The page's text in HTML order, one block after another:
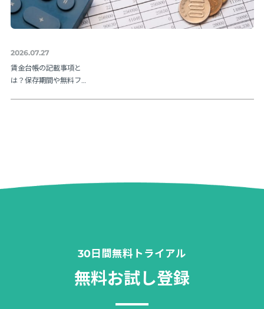
2026.07.27
賃金台帳の記載事項と
は？保存期間や無料フ
30日間無料トライアル
無料お試し登録